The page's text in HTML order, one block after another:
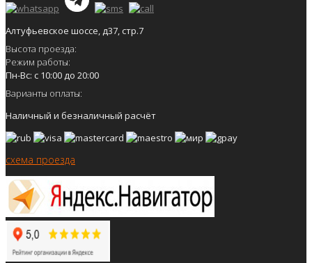
Алтуфьевское шоссе, д37, стр.7
Высота проезда:
Режим работы:
Пн-Вс: с 10:00 до 20:00
Варианты оплаты:
Наличный и безналичный расчёт
схема проезда